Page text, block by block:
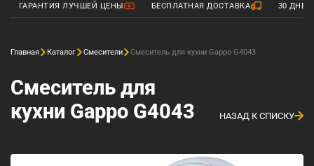
ГАРАНТИЯ ЛУЧШЕЙ ЦЕНЫ БЕСПЛАТНАЯ ДОСТАВКА 30
Главная Каталог Смесители Смеситель для кухни Gappo G4043
Смеситель для
кухни Gappo G4043
НАЗАД К СПИСКУ